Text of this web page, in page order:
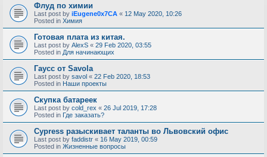
Флуд по химии
Last post by iEugene0x7CA « 12 May 2020, 10:26
Posted in Химия
Готовая плата из китая.
Last post by AlexS « 29 Feb 2020, 03:55
Posted in Для начинающих
Гаусс от Savola
Last post by savol « 22 Feb 2020, 18:53
Posted in Наши проекты
Скупка батареек
Last post by cold_rex « 26 Jul 2019, 17:28
Posted in Где заказать?
Cypress разыскивает таланты во Львовский офис
Last post by faddistr « 16 May 2019, 00:59
Posted in Жизненные вопросы